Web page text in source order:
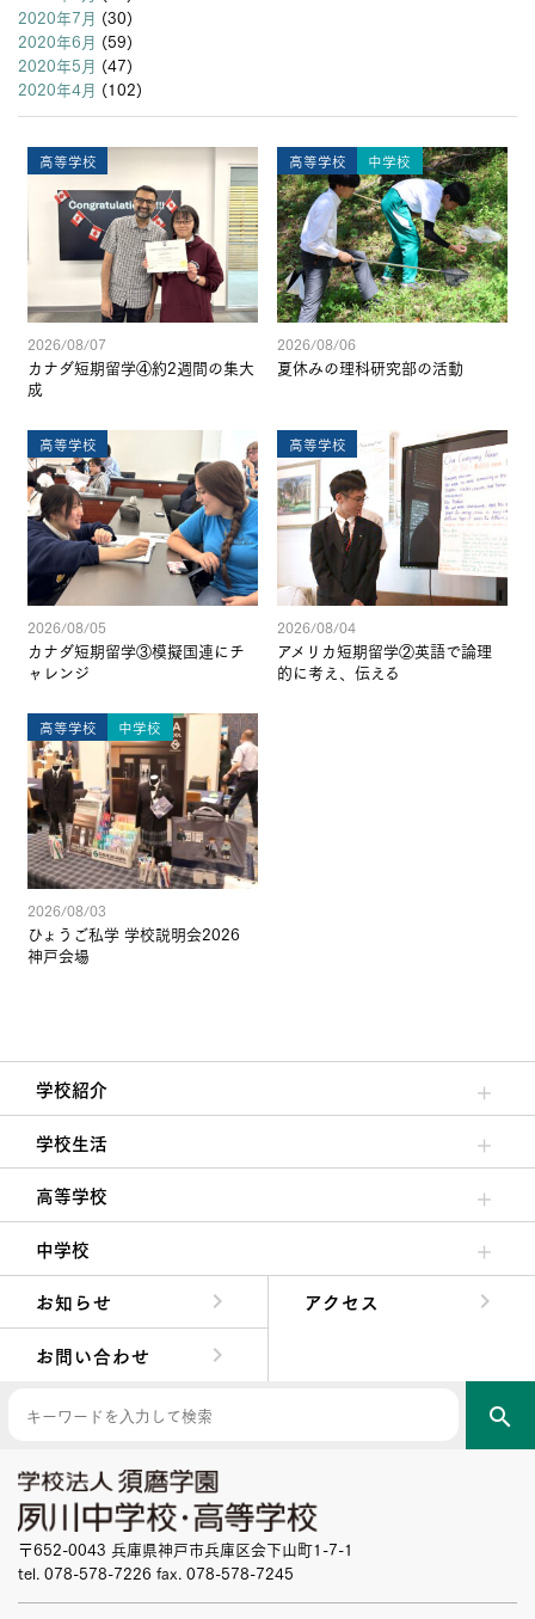
2020年7月 (30)
2020年6月 (59)
2020年5月 (47)
2020年4月 (102)
高等学校
2026/08/07
カナダ短期留学④約2週間の集大
成
高等学校 中学校
2026/08/06
夏休みの理科研究部の活動
高等学校
2026/08/05
カナダ短期留学③模擬国連にチ
ャレンジ
高等学校
2026/08/04
アメリカ短期留学②英語で論理
的に考え、伝える
高等学校 中学校
2026/08/03
ひょうご私学 学校説明会2026
神戸会場
学校紹介
理事長/学園長メッセージ
安心して任せられる学校
沿革
施設・設備
大学合格実績
学校生活
クラブ活動・生徒会活動
夙川ブログ
制服紹介
夙川カレンダー
高等学校
高校校長からの挨拶
高校の教育方針／特色
特進コース／進学コース
年間行事
先輩たちの声・生徒たちの声
中学校
中学校長からの挨拶
中学校の教育方針／特色
Aコース／Bコース
年間行事
先輩たちの声・生徒たちの声
お知らせ
アクセス
お問い合わせ
search
〒652-0043 兵庫県神戸市兵庫区会下山町1-7-1
tel. 078-578-7226 fax. 078-578-7245